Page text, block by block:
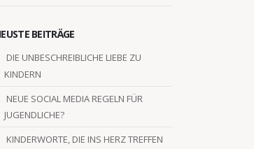
BEITRÄGE
DIE UNBESCHREIBLICHE LIEBE ZU
KINDERN
NEUE SOCIAL MEDIA REGELN FÜR
JUGENDLICHE?
KINDERWORTE, DIE INS HERZ TREFFEN